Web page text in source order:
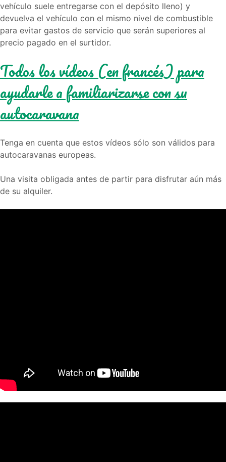
vehículo suele entregarse con el depósito lleno) y
devuelva el vehículo con el mismo nivel de combustible
para evitar gastos de servicio que serán superiores al
precio pagado en el surtidor.
Todos los vídeos (en francés) para
ayudarle a familiarizarse con su
autocaravana
Tenga en cuenta que estos vídeos sólo son válidos para
autocaravanas europeas.
Una visita obligada antes de partir para disfrutar aún más
de su alquiler.